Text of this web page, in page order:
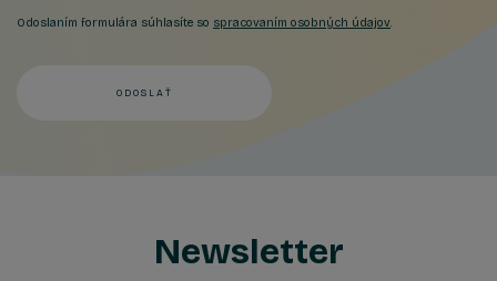
Odoslaním formulára súhlasíte so spracovaním osobných údajov.
ODOSLAŤ
Newsletter